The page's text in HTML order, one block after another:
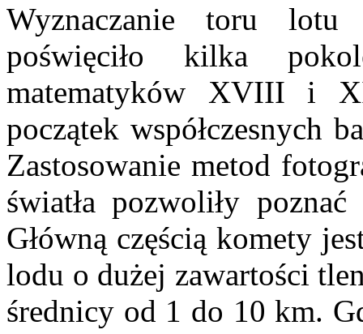
Wyznaczanie toru
poświęciło kilka
matematyków XVIII i
początek współczesnych
Zastosowanie metod
światła pozwoliły
Główną częścią komety
lodu o dużej zawartości
średnicy od 1 do 10 km.